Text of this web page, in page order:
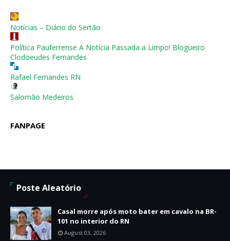
Notícias – Diário do Sertão
Política Pauferrense A Notícia Passada a Limpo! Blogueiro
Clodoeudes Fernandes
Rafael Fernandes RN
Salomão Medeiros
FANPAGE
Poste Aleatório
Casal morre após moto bater em cavalo na BR-
101 no interior do RN
August 03, 2026